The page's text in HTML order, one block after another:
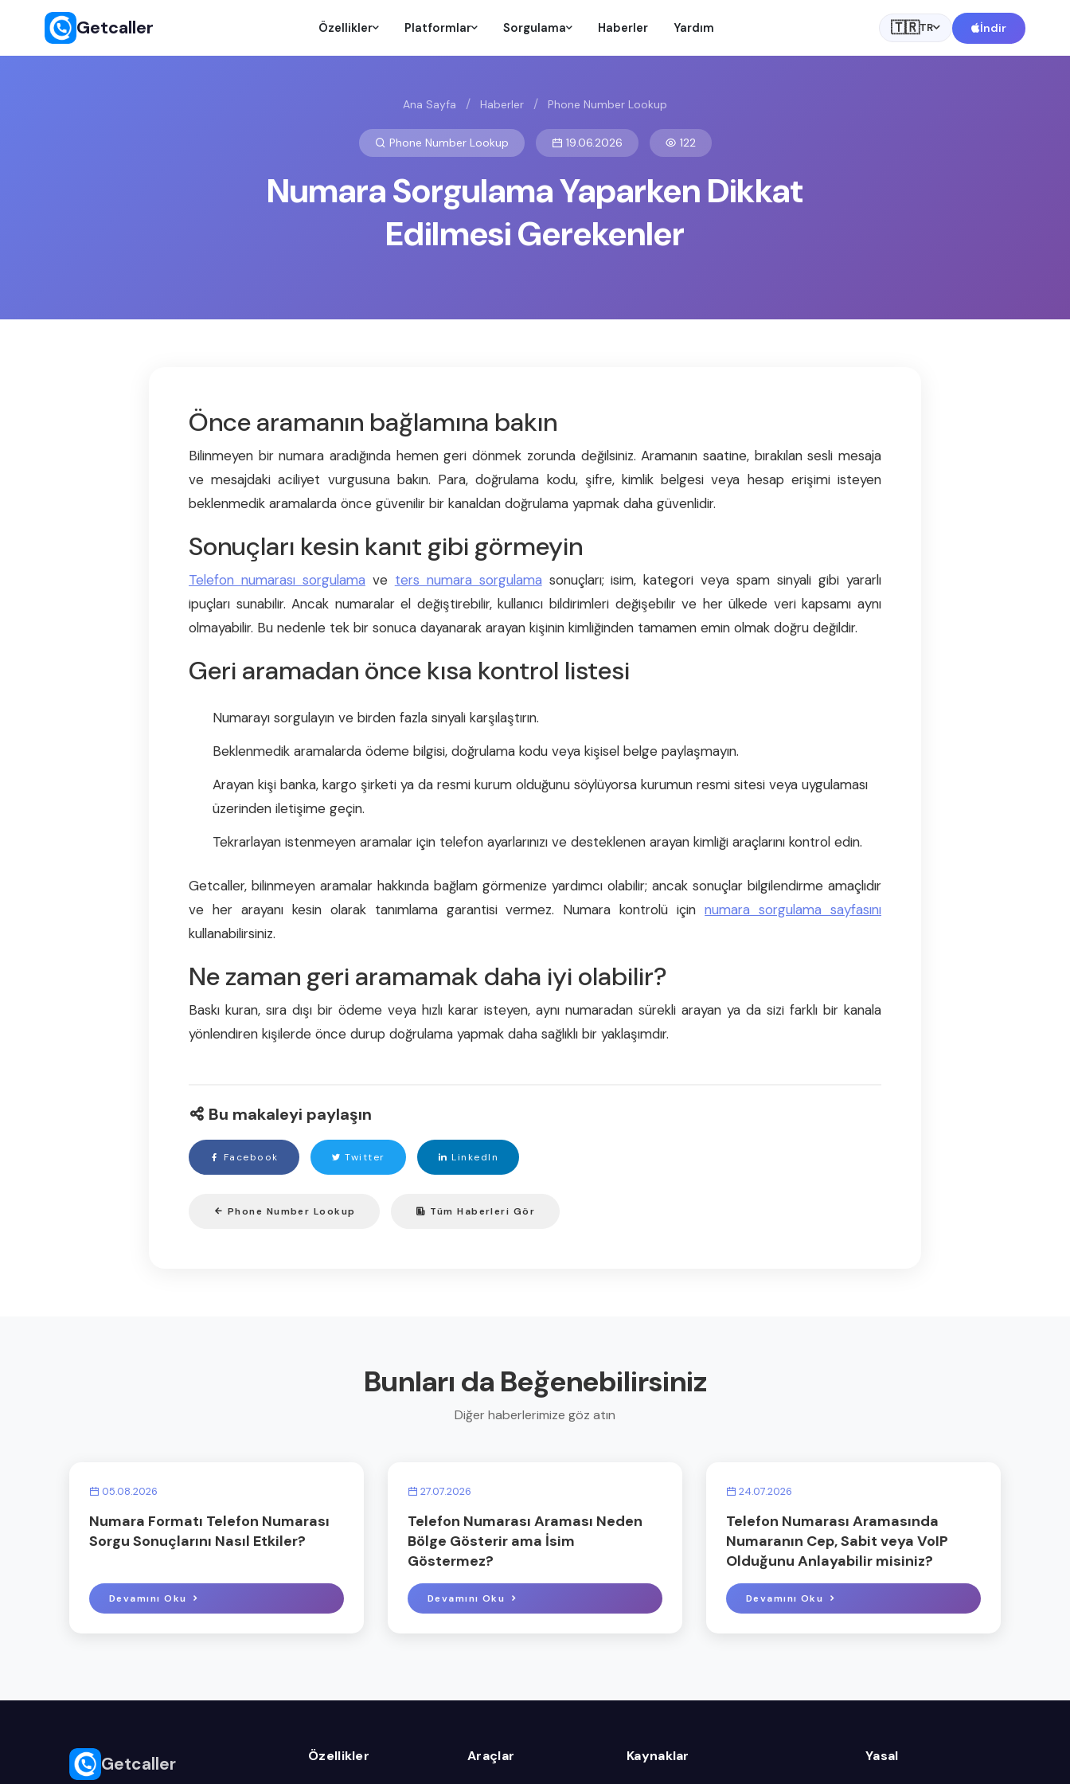
Getcaller Özellikler Platformlar Sorgulama Haberler Yardım 🇹🇷TR İndir
Ana Sayfa / Haberler / Phone Number Lookup
Phone Number Lookup 19.06.2026 122
Numara Sorgulama Yaparken Dikkat
Edilmesi Gerekenler
Önce aramanın bağlamına bakın
Bilinmeyen bir numara aradığında hemen geri dönmek zorunda değilsiniz. Aramanın saatine, bırakılan sesli mesaja
ve mesajdaki aciliyet vurgusuna bakın. Para, doğrulama kodu, şifre, kimlik belgesi veya hesap erişimi isteyen
beklenmedik aramalarda önce güvenilir bir kanaldan doğrulama yapmak daha güvenlidir.
Sonuçları kesin kanıt gibi görmeyin
Telefon numarası sorgulama ve ters numara sorgulama sonuçları; isim, kategori veya spam sinyali gibi yararlı
ipuçları sunabilir. Ancak numaralar el değiştirebilir, kullanıcı bildirimleri değişebilir ve her ülkede veri kapsamı aynı
olmayabilir. Bu nedenle tek bir sonuca dayanarak arayan kişinin kimliğinden tamamen emin olmak doğru değildir.
Geri aramadan önce kısa kontrol listesi
Numarayı sorgulayın ve birden fazla sinyali karşılaştırın.
Beklenmedik aramalarda ödeme bilgisi, doğrulama kodu veya kişisel belge paylaşmayın.
Arayan kişi banka, kargo şirketi ya da resmi kurum olduğunu söylüyorsa kurumun resmi sitesi veya uygulaması
üzerinden iletişime geçin.
Tekrarlayan istenmeyen aramalar için telefon ayarlarınızı ve desteklenen arayan kimliği araçlarını kontrol edin.
Getcaller, bilinmeyen aramalar hakkında bağlam görmenize yardımcı olabilir; ancak sonuçlar bilgilendirme amaçlıdır
ve her arayanı kesin olarak tanımlama garantisi vermez. Numara kontrolü içinnumara sorgulama sayfasını
kullanabilirsiniz.
Ne zaman geri aramamak daha iyi olabilir?
Baskı kuran, sıra dışı bir ödeme veya hızlı karar isteyen, aynı numaradan sürekli arayan ya da sizi farklı bir kanala
yönlendiren kişilerde önce durup doğrulama yapmak daha sağlıklı bir yaklaşımdır.
Bu makaleyi paylaşın
Facebook Twitter LinkedIn
Phone Number Lookup Tüm Haberleri Gör
Bunları da Beğenebilirsiniz
Diğer haberlerimize göz atın
05.08.2026
Numara Formatı Telefon Numarası
Sorgu Sonuçlarını Nasıl Etkiler?
Devamını Oku
27.07.2026
Telefon Numarası Araması Neden
Bölge Gösterir ama İsim
Göstermez?
Devamını Oku
24.07.2026
Telefon Numarası Aramasında
Numaranın Cep, Sabit veya VoIP
Olduğunu Anlayabilir misiniz?
Devamını Oku
Getcaller Özellikler Araçlar Kaynaklar Yasal